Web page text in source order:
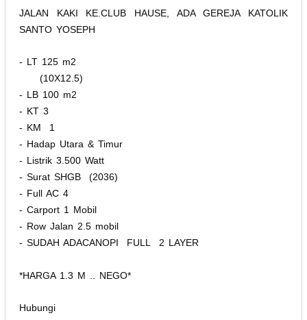
JALAN KAKI KE.CLUB HAUSE, ADA GEREJA KATOLIK
SANTO YOSEPH
- LT 125 m2
(10X12.5)
- LB 100 m2
- KT 3
- KM 1
- Hadap Utara & Timur
- Listrik 3.500 Watt
- Surat SHGB (2036)
- Full AC 4
- Carport 1 Mobil
- Row Jalan 2.5 mobil
- SUDAH ADACANOPI FULL 2 LAYER
*HARGA 1.3 M .. NEGO*
Hubungi